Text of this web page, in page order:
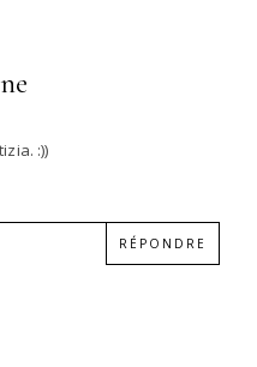
:))
RÉPONDRE